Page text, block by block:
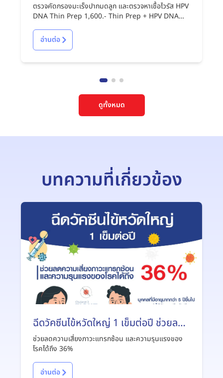
ตรวจคัดกรองมะเร็งปากมดลูก และตรวจหาเชื้อไวรัส HPV
DNA Thin Prep 1,600.- Thin Prep + HPV DNA
อ่านต่อ
ดูทั้งหมด
บทความที่เกี่ยวข้อง
ฉีดวัคซีนไข้หวัดใหญ่ 1 เข็มต่อปี ช่วยลด
ความเสี่ยงภาวะแทรกซ้อน และความ
รุนแรงของโรคได้ถึง 36%
ช่วยลดความเสี่ยงภาวะแทรกซ้อน และความรุนแรงของ
โรคได้ถึง 36%
อ่านต่อ